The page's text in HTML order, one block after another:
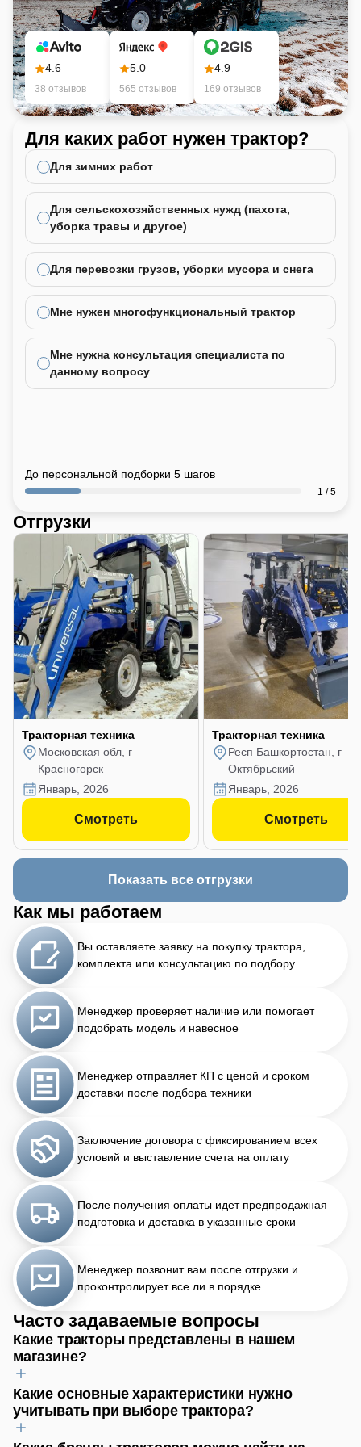
4.6
38 отзывов
5.0
565 отзывов
4.9
169 отзывов
Для каких работ нужен трактор?
Для зимних работ
Для сельскохозяйственных нужд (пахота,
уборка травы и другое)
Для перевозки грузов, уборки мусора и снега
Мне нужен многофункциональный трактор
Мне нужна консультация специалиста по
данному вопросу
До персональной подборки 5 шагов
1 / 5
Отгрузки
Тракторная техника
Московская обл, г
Красногорск
январь, 2026
Смотреть
Тракторная техника
Респ Башкортостан, г
Октябрьский
январь, 2026
Смотреть
Показать все отгрузки
Как мы работаем
Вы оставляете заявку на покупку трактора,
комплекта или консультацию по подбору
Менеджер проверяет наличие или помогает
подобрать модель и навесное
Менеджер отправляет КП с ценой и сроком
доставки после подбора техники
Заключение договора с фиксированием всех
условий и выставление счета на оплату
После получения оплаты идет предпродажная
подготовка и доставка в указанные сроки
Менеджер позвонит вам после отгрузки и
проконтролирует все ли в порядке
Часто задаваемые вопросы
Какие тракторы представлены в нашем
магазине?
В нашем магазине вы найдёте широкий спектр тракторов,
отвечающих любым задачам. От манёвренных мини-
тракторов для сада до мощных сельскохозяйственных и
Какие основные характеристики нужно
учитывать при выборе трактора?